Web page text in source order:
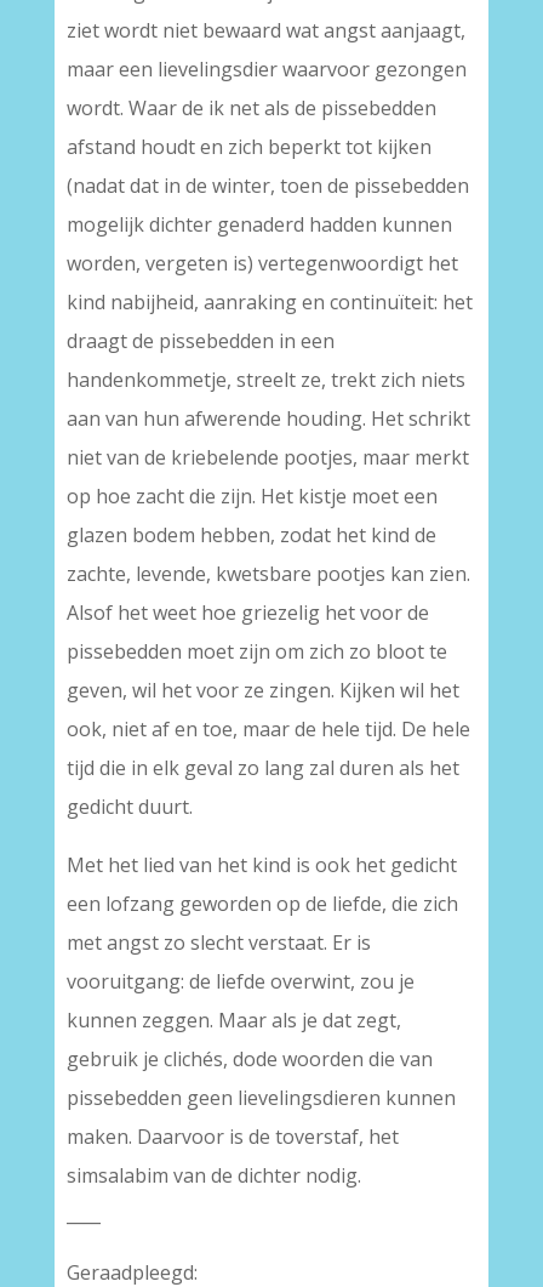
ziet wordt niet bewaard wat angst aanjaagt,
maar een lievelingsdier waarvoor gezongen
wordt. Waar de ik net als de pissebedden
afstand houdt en zich beperkt tot kijken
(nadat dat in de winter, toen de pissebedden
mogelijk dichter genaderd hadden kunnen
worden, vergeten is) vertegenwoordigt het
kind nabijheid, aanraking en continuïteit: het
draagt de pissebedden in een
handenkommetje, streelt ze, trekt zich niets
aan van hun afwerende houding. Het schrikt
niet van de kriebelende pootjes, maar merkt
op hoe zacht die zijn. Het kistje moet een
glazen bodem hebben, zodat het kind de
zachte, levende, kwetsbare pootjes kan zien.
Alsof het weet hoe griezelig het voor de
pissebedden moet zijn om zich zo bloot te
geven, wil het voor ze zingen. Kijken wil het
ook, niet af en toe, maar de hele tijd. De hele
tijd die in elk geval zo lang zal duren als het
gedicht duurt.
Met het lied van het kind is ook het gedicht
een lofzang geworden op de liefde, die zich
met angst zo slecht verstaat. Er is
vooruitgang: de liefde overwint, zou je
kunnen zeggen. Maar als je dat zegt,
gebruik je clichés, dode woorden die van
pissebedden geen lievelingsdieren kunnen
maken. Daarvoor is de toverstaf, het
simsalabim van de dichter nodig.
Geraadpleegd: